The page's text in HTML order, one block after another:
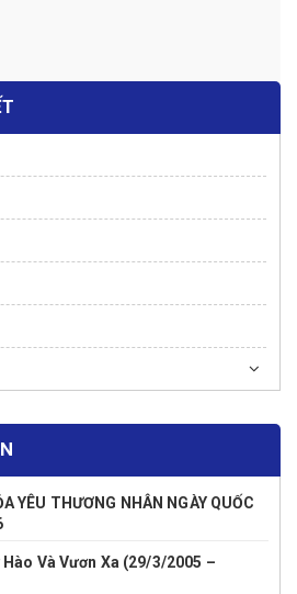
YÊU THƯƠNG NHÂN NGÀY QUỐC
Và Vươn Xa (29/3/2005 –